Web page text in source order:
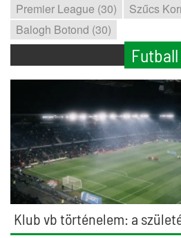
Premier League (30)
Szűcs
Balogh Botond (30)
Futball
Klub vb történelem: a